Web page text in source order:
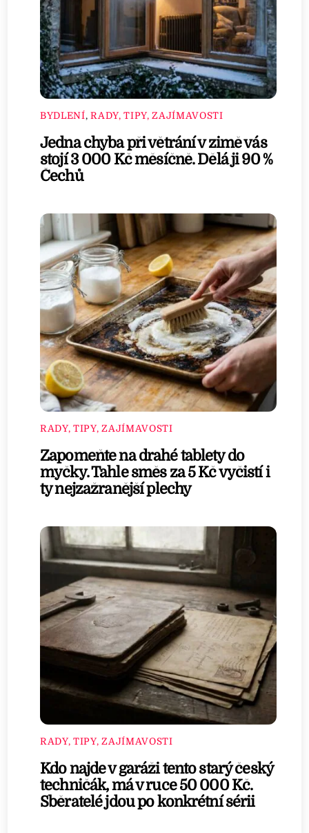
BYDLENÍ,RADY, TIPY, ZAJÍMAVOSTI
Jedna chyba při větrání v zimě vás
stojí 3 000 Kč měsíčně. Dělá ji 90 %
Čechů
RADY, TIPY, ZAJÍMAVOSTI
Zapomeňte na drahé tablety do
myčky. Tahle směs za 5 Kč vyčistí i
ty nejzažranější plechy
RADY, TIPY, ZAJÍMAVOSTI
Kdo najde v garáži tento starý český
techničák, má v ruce 50 000 Kč.
Sběratelé jdou po konkrétní sérii